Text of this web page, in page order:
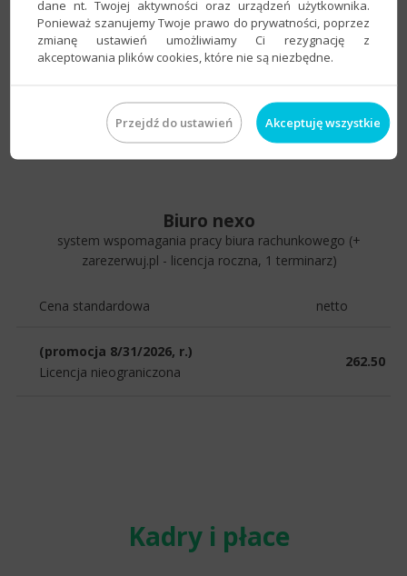
Cena standardowa netto
stanowisk i 20 podmiotów
gospodarczych
211.50
Biuro nexo
system wspomagania pracy biura rachunkowego (+
zarezerwuj.pl - licencja roczna, 1 terminarz)
Cena standardowa netto
(promocja 8/31/2026, r.)
Licencja nieograniczona
262.50
Kadry i płace
dane nt. Twojej aktywności oraz urządzeń użytkownika.
Ponieważ szanujemy Twoje prawo do prywatności, poprzez
zmianę ustawień umożliwiamy Ci rezygnację z
akceptowania plików cookies, które nie są niezbędne.
Przejdź do ustawień Akceptuję wszystkie